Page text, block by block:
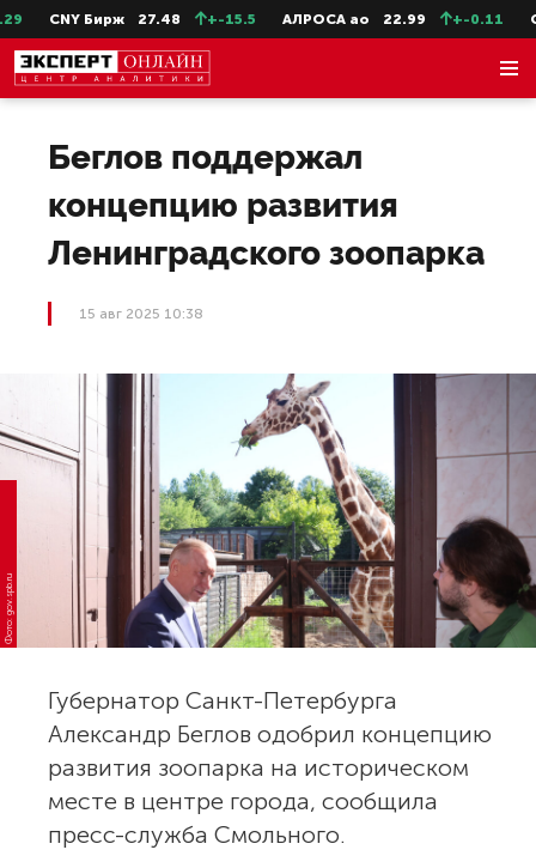
CNY Бирж 27.48 +-15.5 АЛРОСА ао 22.99 +-0.11
Беглов поддержал
концепцию развития
Ленинградского зоопарка
15 авг 2025 10:38
Фото: gov.spb.ru
Губернатор Санкт-Петербурга
Александр Беглов одобрил концепцию
развития зоопарка на историческом
месте в центре города, сообщила
пресс-служба Смольного.